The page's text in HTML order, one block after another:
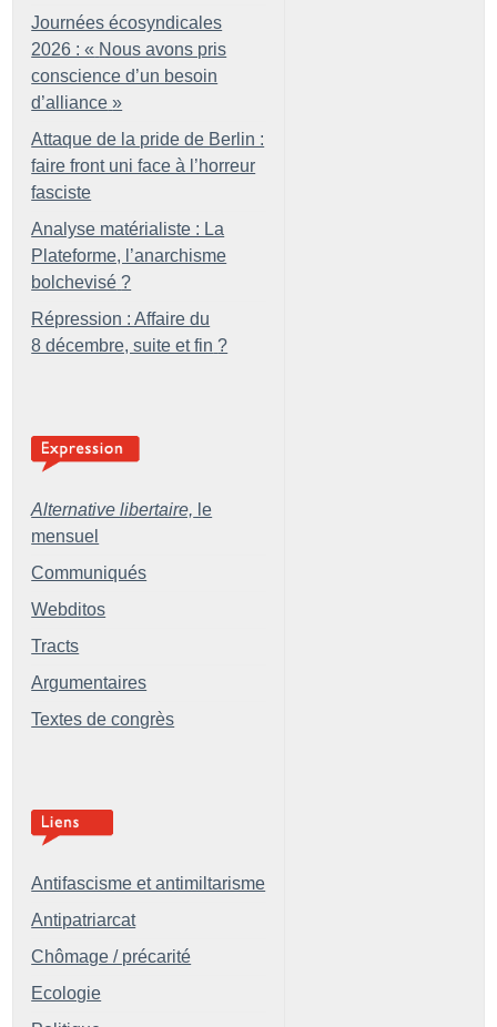
Journées écosyndicales
2026 : « Nous avons pris
conscience d’un besoin
d’alliance »
Attaque de la pride de Berlin :
faire front uni face à l’horreur
fasciste
Analyse matérialiste : La
Plateforme, l’anarchisme
bolchevisé ?
Répression : Affaire du
8 décembre, suite et fin ?
Alternative libertaire, le
mensuel
Communiqués
Webditos
Tracts
Argumentaires
Textes de congrès
Antifascisme et antimiltarisme
Antipatriarcat
Chômage / précarité
Ecologie